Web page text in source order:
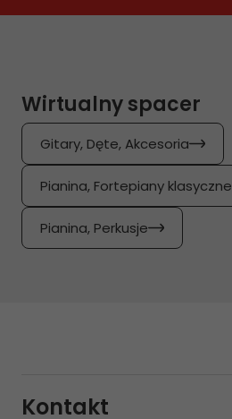
Wirtualny spacer
Gitary, Dęte, Akcesoria
Pianina, Fortepiany klasyczne
Pianina, Perkusje
Kontakt